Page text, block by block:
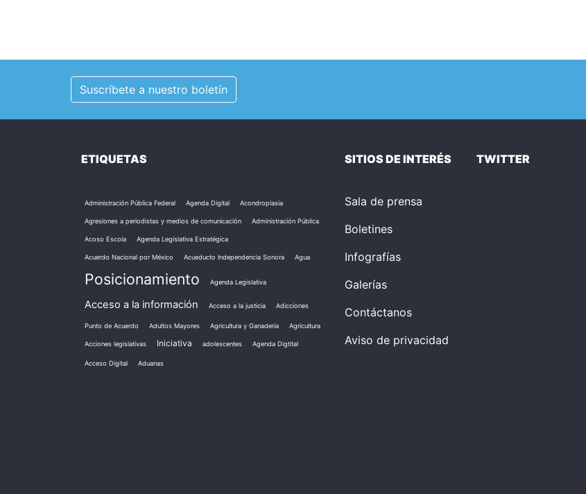
Suscríbete a nuestro boletín
ETIQUETAS
Administración Pública Federal Agenda Digital Acondroplasia
Agresiones a periodistas y medios de comunicación Administración Pública
Acoso Escola Agenda Legislativa Estratégica
Acuerdo Nacional por México Acueducto Independencia Sonora Agua
Posicionamiento Agenda Legislativa
Acceso a la información Acceso a la justicia Adicciones
Punto de Acuerdo Adultos Mayores Agricultura y Ganadería Agricultura
Acciones legislativas Iniciativa adolescentes Agenda Digtital
Acceso Digital Aduanas
SITIOS DE INTERÉS
Sala de prensa
Boletines
Infografías
Galerías
Contáctanos
Aviso de privacidad
TWITTER